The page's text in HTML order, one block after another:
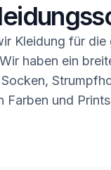
Kleidung für
haben ein
Farben und